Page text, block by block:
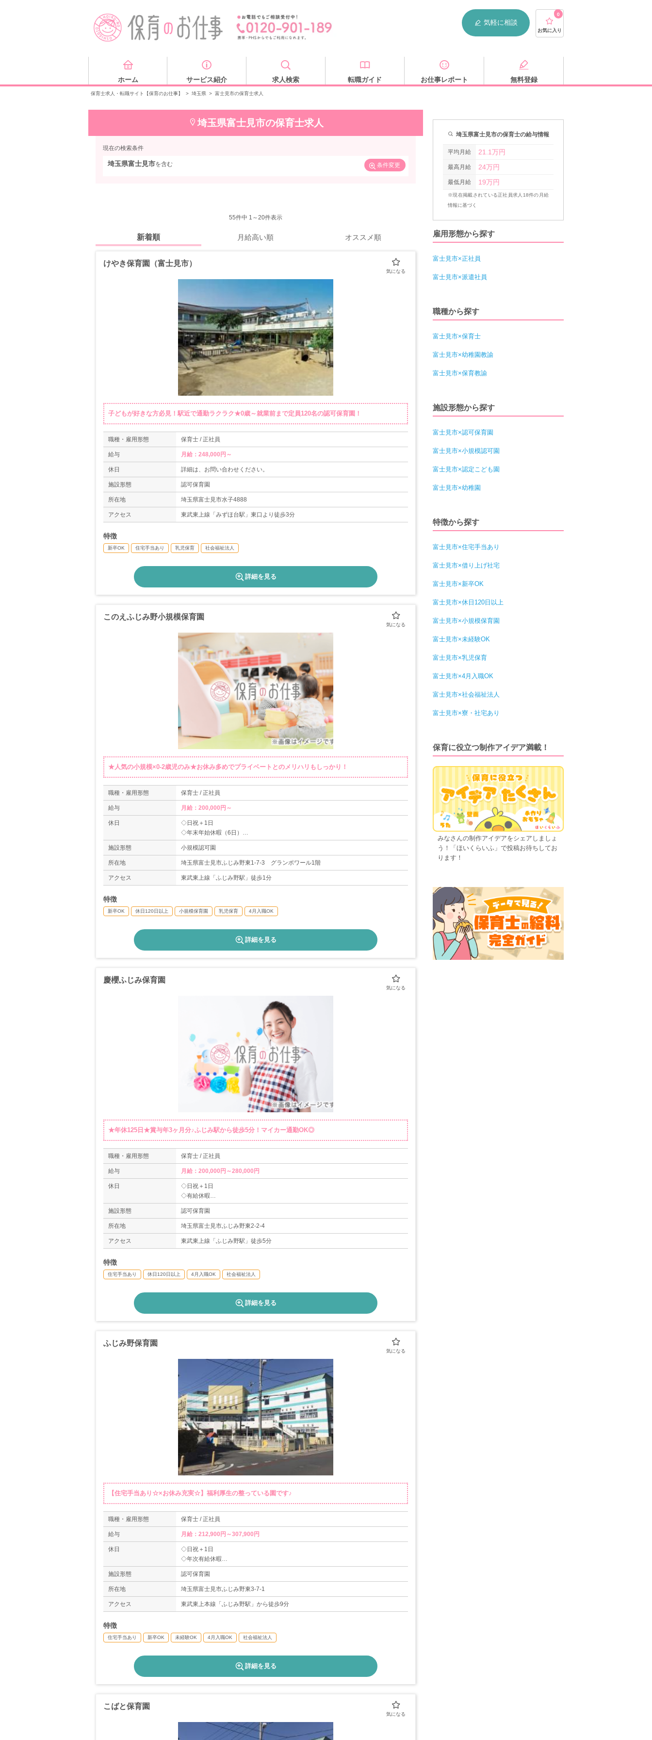
気軽に相談
0
お気に入り
ホーム サービス紹介 求人検索 転職ガイド お仕事レポート 無料登録
保育士求人・転職サイト【保育のお仕事】 > 埼玉県 > 富士見市の保育士求人
埼玉県富士見市の保育士求人
現在の検索条件
埼玉県富士見市を含む 条件変更
55件中 1～20件表示
新着順 月給高い順 オススメ順
けやき保育園（富士見市）
子どもが好きな方必見！駅近で通勤ラクラク★0歳～就業前まで定員120名の認可保育園！
職種・雇用形態 保育士 / 正社員
給与 月給：248,000円～
休日 詳細は、お問い合わせください。
施設形態 認可保育園
所在地 埼玉県富士見市水子4888
アクセス 東武東上線「みずほ台駅」東口より徒歩3分
特徴
新卒OK 住宅手当あり 乳児保育 社会福祉法人
詳細を見る
このえふじみ野小規模保育園
★人気の小規模×0-2歳児のみ★お休み多めでプライベートとのメリハリもしっかり！
職種・雇用形態 保育士 / 正社員
給与 月給：200,000円～
休日
◇日祝＋1日
◇年末年始休暇（6日）
◇有給休暇
◇介護休暇
◇産前産後休暇・育児休暇
＊年間休日数125日
施設形態 小規模認可園
所在地 埼玉県富士見市ふじみ野東1-7-3 グランポワール1階
アクセス 東武東上線「ふじみ野駅」徒歩1分
特徴
新卒OK 休日120日以上 小規模保育園 乳児保育 4月入職OK
詳細を見る
慶櫻ふじみ保育園
★年休125日★賞与年3ヶ月分♪ふじみ駅から徒歩5分！マイカー通勤OK◎
職種・雇用形態 保育士 / 正社員
給与 月給：200,000円～280,000円
休日
◇日祝＋1日
◇有給休暇
◇介護休暇
◇産前産後休暇・育児休暇
＊年間休日数120日
施設形態 認可保育園
所在地 埼玉県富士見市ふじみ野東2-2-4
アクセス 東武東上線「ふじみ野駅」徒歩5分
特徴
住宅手当あり 休日120日以上 4月入職OK 社会福祉法人
詳細を見る
ふじみ野保育園
【住宅手当あり☆×お休み充実☆】福利厚生の整っている園です♪
職種・雇用形態 保育士 / 正社員
給与 月給：212,900円～307,900円
休日
◇日祝＋1日
◇年次有給休暇
◇夏期休暇
◇生理休暇、忌引休暇、結婚休暇
◇介護休暇
◇産前産後休暇、育児休暇
＊年間休日120日
施設形態 認可保育園
所在地 埼玉県富士見市ふじみ野東3-7-1
アクセス 東武東上本線「ふじみ野駅」から徒歩9分
特徴
住宅手当あり 新卒OK 未経験OK 4月入職OK 社会福祉法人
詳細を見る
こばと保育園
埼玉県富士見市の保育士の給与情報
平均月給 21.1万円
最高月給 24万円
最低月給 19万円
※現在掲載されている正社員求人18件の月給
情報に基づく
雇用形態から探す
富士見市×正社員
富士見市×派遣社員
職種から探す
富士見市×保育士
富士見市×幼稚園教諭
富士見市×保育教諭
施設形態から探す
富士見市×認可保育園
富士見市×小規模認可園
富士見市×認定こども園
富士見市×幼稚園
特徴から探す
富士見市×住宅手当あり
富士見市×借り上げ社宅
富士見市×新卒OK
富士見市×休日120日以上
富士見市×小規模保育園
富士見市×未経験OK
富士見市×乳児保育
富士見市×4月入職OK
富士見市×社会福祉法人
富士見市×寮・社宅あり
保育に役立つ制作アイデア満載！
みなさんの制作アイデアをシェアしましょ
う！「ほいくらいふ」で投稿お待ちしてお
ります！